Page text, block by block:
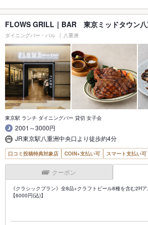
FLOWS GRILL｜BAR 東京ミッドタウン
ダイニングバー・バル 八重洲
東京駅 ランチ ダイニングバー 貸切 女子会
2001～3000円
JR東京駅八重洲中央口より徒歩約4分
口コミ投稿特典対象店 COIN+支払い可 スマート支払い可
クーポン
《クラシックプラン》全8品+クラフトビール8種を含む2H
【6000円(込)】